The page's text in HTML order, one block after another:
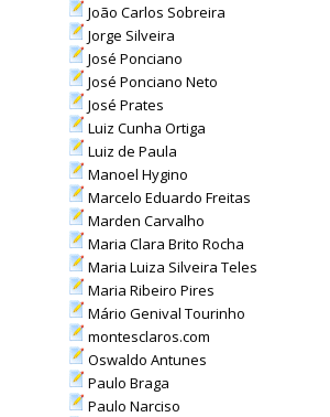
João Carlos Sobreira
Jorge Silveira
José Ponciano
José Ponciano Neto
José Prates
Luiz Cunha Ortiga
Luiz de Paula
Manoel Hygino
Marcelo Eduardo Freitas
Marden Carvalho
Maria Clara Brito Rocha
Maria Luiza Silveira Teles
Maria Ribeiro Pires
Mário Genival Tourinho
montesclaros.com
Oswaldo Antunes
Paulo Braga
Paulo Narciso